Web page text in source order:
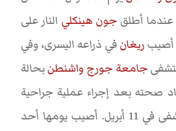
أطلق جون هينكلي النار على
أصيب ريغان في ذراعه اليسرى، وفي
جامعة جورج واشنطنبحالة
صحته بعد إجراء عملية جراحية
وخرج من المستشفى في 11 أبريل. أصيب يومها أحد